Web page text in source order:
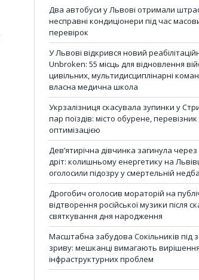
Два автобуси у Львові отримали
несправні кондиціонери під час
перевірок
У Львові відкрився новий
Unbroken: 55 місць для відновлення
цивільних, мультидисциплінарні
власна медична школа
Укрзалізниця скасувала зупинки у
пар поїздів: місто обурене,
оптимізацією
Дев’ятирічна дівчинка загинула
дріт: колишньому енергетику на
оголосили підозру у смертельній
Дрогобич оголосив мораторій на
відтворення російської музики після
святкування дня народження
Масштабна забудова Сокільників під
зриву: мешканці вимагають вирішення
інфраструктурних проблем